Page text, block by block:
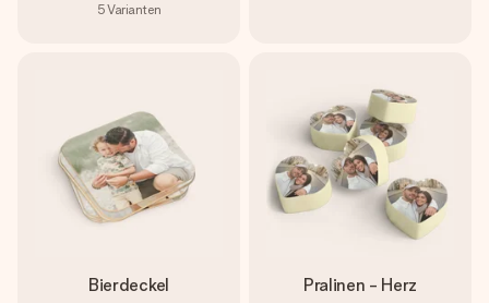
5Varianten
Bierdeckel Pralinen - Herz